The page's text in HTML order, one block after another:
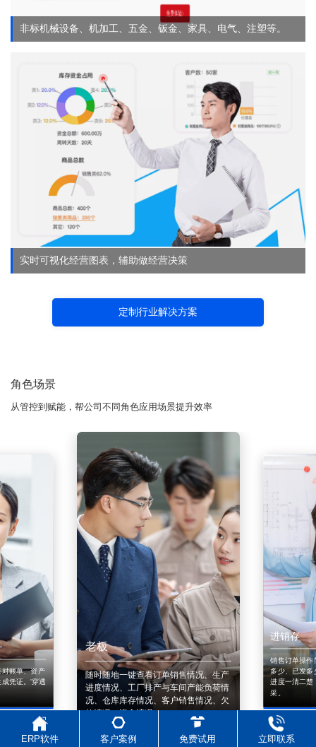
非标机械设备、机加工、五金、钣金、家具、电气、注塑等。
实时可视化经营图表，辅助做经营决策
定制行业解决方案
角色场景
从管控到赋能，帮公司不同角色应用场景提升效率
账单、资产
凭证。'穿透
老板
随时随地一键查看订单销售情况、生产
进度情况、工厂排产与车间产能负荷情
况、仓库库存情况、客户销售情况、欠
款情况、资金情况。
进销存
销售订单操作
多少、已发多
进度一清二楚
采。
ERP软件 客户案例 免费试用 立即联系